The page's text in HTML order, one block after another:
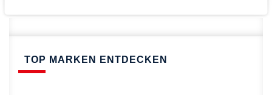
TOP MARKEN ENTDECKEN